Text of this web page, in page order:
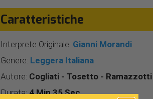
Caratteristiche
Interprete Originale: Gianni Morandi
Genere: Leggera Italiana
Autore: Cogliati - Tosetto - Ramazzotti
Durata:4 Min 35 Sec